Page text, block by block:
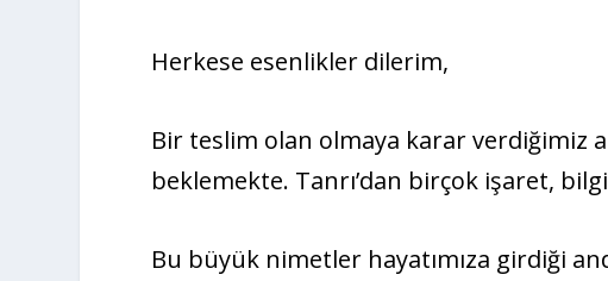
Herkese esenlikler dilerim,
Bir teslim olan olmaya karar verdiğimiz
beklemekte. Tanrı’dan birçok işaret,
Bu büyük nimetler hayatımıza girdiği